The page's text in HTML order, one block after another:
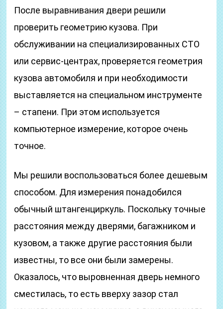
После выравнивания двери решили
проверить геометрию кузова. При
обслуживании на специализированных СТО
или сервис-центрах, проверяется геометрия
кузова автомобиля и при необходимости
выставляется на специальном инструменте
– стапени. При этом используется
компьютерное измерение, которое очень
точное.
Мы решили воспользоваться более дешевым
способом. Для измерения понадобился
обычный штангенциркуль. Поскольку точные
расстояния между дверями, багажником и
кузовом, а также другие расстояния были
известны, то все они были замерены.
Оказалось, что выровненная дверь немного
сместилась, то есть вверху зазор стал